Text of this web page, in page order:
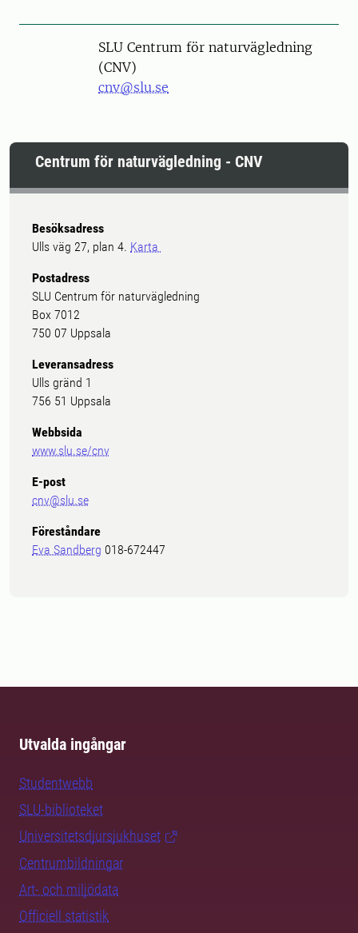
SLU Centrum för naturvägledning
(CNV)
cnv@slu.se
Centrum för naturvägledning - CNV
Besöksadress
Ulls väg 27, plan 4. Karta
Postadress
SLU Centrum för naturvägledning
Box 7012
750 07 Uppsala
Leveransadress
Ulls gränd 1
756 51 Uppsala
Webbsida
www.slu.se/cnv
E-post
cnv@slu.se
Föreståndare
Eva Sandberg 018-672447
Utvalda ingångar
Studentwebb
SLU-biblioteket
Universitetsdjursjukhuset
Centrumbildningar
Art- och miljödata
Officiell statistik